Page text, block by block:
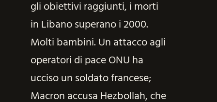
gli obiettivi raggiunti, i morti
in Libano superano i 2000.
Molti bambini. Un attacco agli
operatori di pace ONU ha
ucciso un soldato francese;
Macron accusa Hezbollah, che